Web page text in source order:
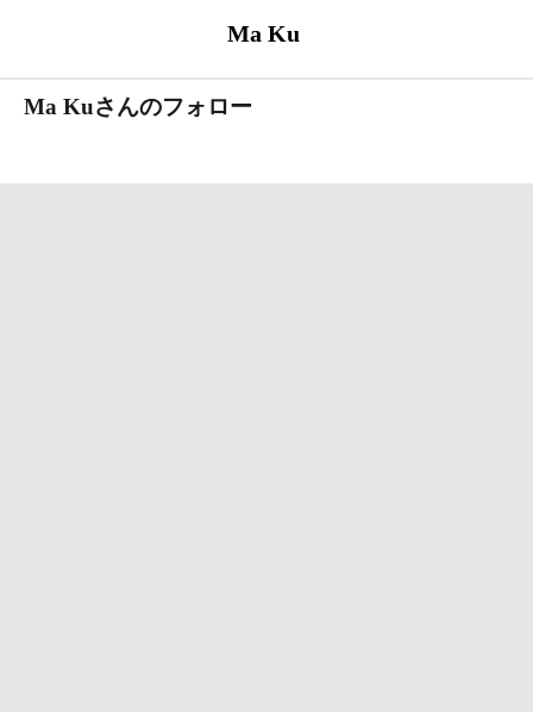
Ma Ku
Ma Kuさんのフォロー